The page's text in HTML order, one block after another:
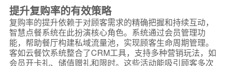
提升复购率的有效策略
复购率的提升依赖于对顾客需求的精确把握和持续互动，
智慧点餐系统在此扮演核心角色。系统通过会员管理功
能，帮助餐厅构建私域流量池，实现顾客生命周期管理。
客如云餐饮系统整合了CRM工具，支持多种营销玩法，如
会员开卡礼、储值赠礼和限时。这些活动能吸引顾客多次